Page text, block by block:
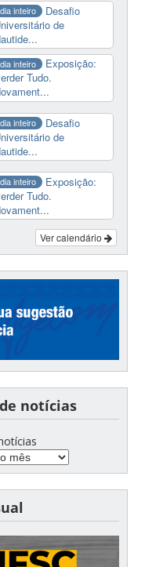
dia inteiro
Desafio
de
dia inteiro
Exposição:
Tudo.
dia inteiro
Desafio
de
dia inteiro
Exposição:
Tudo.
Ver calendário
notícias